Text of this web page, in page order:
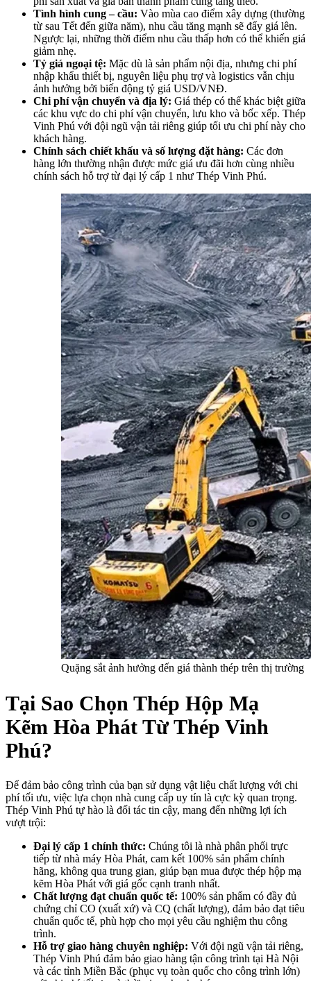
Tình hình cung – cầu: Vào mùa cao điểm xây dựng (thường
từ sau Tết đến giữa năm), nhu cầu tăng mạnh sẽ đẩy giá lên.
Ngược lại, những thời điểm nhu cầu thấp hơn có thể khiến giá
giảm nhẹ.
Tỷ giá ngoại tệ: Mặc dù là sản phẩm nội địa, nhưng chi phí
nhập khẩu thiết bị, nguyên liệu phụ trợ và logistics vẫn chịu
ảnh hưởng bởi biến động tỷ giá USD/VNĐ.
Chi phí vận chuyển và địa lý: Giá thép có thể khác biệt giữa
các khu vực do chi phí vận chuyển, lưu kho và bốc xếp. Thép
Vinh Phú với đội ngũ vận tải riêng giúp tối ưu chi phí này cho
khách hàng.
Chính sách chiết khấu và số lượng đặt hàng: Các đơn
hàng lớn thường nhận được mức giá ưu đãi hơn cùng nhiều
chính sách hỗ trợ từ đại lý cấp 1 như Thép Vinh Phú.
Quặng sắt ảnh hưởng đến giá thành thép trên thị trường
Tại Sao Chọn Thép Hộp Mạ
Kẽm Hòa Phát Từ Thép Vinh
Phú?
Để đảm bảo công trình của bạn sử dụng vật liệu chất lượng với chi
phí tối ưu, việc lựa chọn nhà cung cấp uy tín là cực kỳ quan trọng.
Thép Vinh Phú tự hào là đối tác tin cậy, mang đến những lợi ích
vượt trội:
Đại lý cấp 1 chính thức: Chúng tôi là nhà phân phối trực
tiếp từ nhà máy Hòa Phát, cam kết 100% sản phẩm chính
hãng, không qua trung gian, giúp bạn mua được thép hộp mạ
kẽm Hòa Phát với giá gốc cạnh tranh nhất.
Chất lượng đạt chuẩn quốc tế: 100% sản phẩm có đầy đủ
chứng chỉ CO (xuất xứ) và CQ (chất lượng), đảm bảo đạt tiêu
chuẩn quốc tế, phù hợp cho mọi yêu cầu nghiệm thu công
trình.
Hỗ trợ giao hàng chuyên nghiệp: Với đội ngũ vận tải riêng,
Thép Vinh Phú đảm bảo giao hàng tận công trình tại Hà Nội
và các tỉnh Miền Bắc (phục vụ toàn quốc cho công trình lớn)